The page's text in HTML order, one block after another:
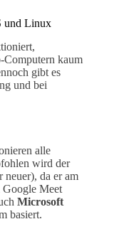
und Linux
Computern kaum
gibt es
und bei
alle
wird der
neuer), da er am
Google Meet
Microsoft
basiert.